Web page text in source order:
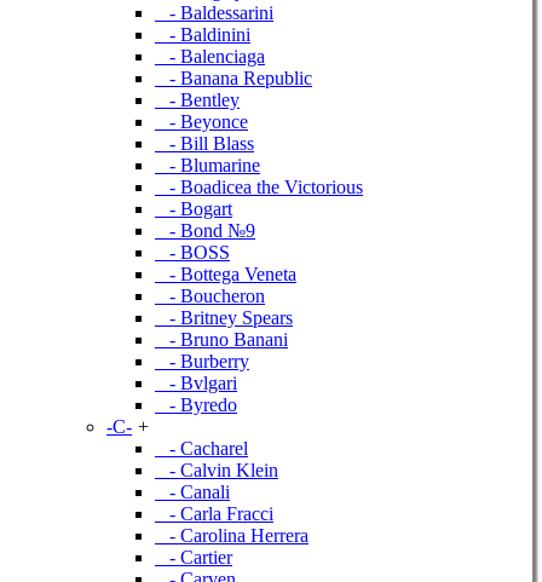
- Baldessarini
- Baldinini
- Balenciaga
- Banana Republic
- Bentley
- Beyonce
- Bill Blass
- Blumarine
- Boadicea the Victorious
- Bogart
- Bond №9
- BOSS
- Bottega Veneta
- Boucheron
- Britney Spears
- Bruno Banani
- Burberry
- Bvlgari
- Byredo
-C- +
- Cacharel
- Calvin Klein
- Canali
- Carla Fracci
- Carolina Herrera
- Cartier